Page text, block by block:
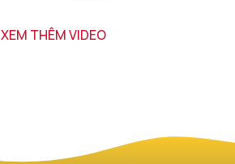
XEM THÊM VIDEO